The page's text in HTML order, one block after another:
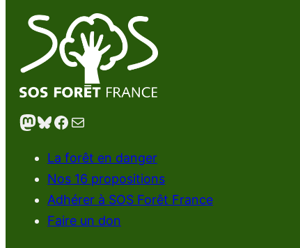
Mastodon Bluesky Facebook E-mail
La forêt en danger
Nos 16 propositions
Adhérer à SOS Forêt France
Faire un don